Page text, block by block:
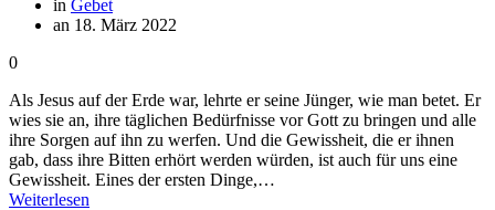
in Gebet
an 18. März 2022
0
Als Jesus auf der Erde war, lehrte er seine Jünger, wie man betet. Er
wies sie an, ihre täglichen Bedürfnisse vor Gott zu bringen und alle
ihre Sorgen auf ihn zu werfen. Und die Gewissheit, die er ihnen
gab, dass ihre Bitten erhört werden würden, ist auch für uns eine
Gewissheit. Eines der ersten Dinge,…
Weiterlesen